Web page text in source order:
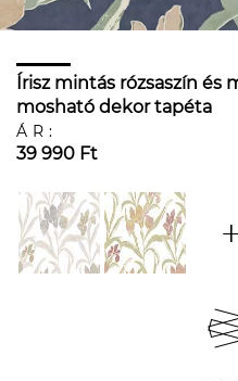
Írisz mintás rózsaszín és
mosható dekor tapéta
ÁR:
39 990 Ft